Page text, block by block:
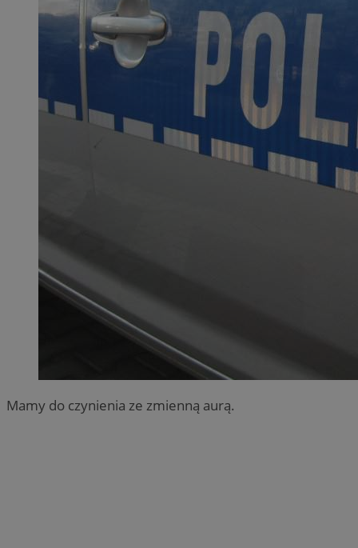
Mamy do czynienia ze zmienną aurą.